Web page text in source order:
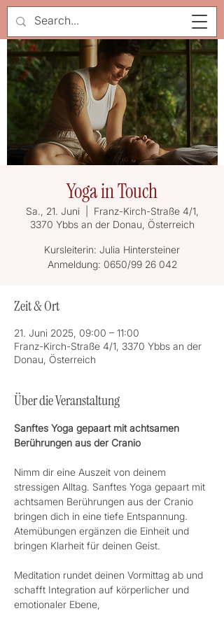
Yoga in Touch
Sa., 21. Juni
Franz-Kirch-Straße 4/1,
3370 Ybbs an der Donau, Österreich
Kursleiterin: Julia Hintersteiner
Anmeldung: 0650/99 26 042
Zeit & Ort
21. Juni 2025, 09:00 – 11:00
Franz-Kirch-Straße 4/1, 3370 Ybbs an der
Donau, Österreich
Über die Veranstaltung
Sanftes Yoga gepaart mit achtsamen
Berührungen aus der Cranio
Nimm dir eine Auszeit von deinem
stressigen Alltag. Sanftes Yoga gepaart mit
achtsamen Berührungen aus der Cranio
bringen dich in eine tiefe Entspannung.
Atemübungen ergänzen die Einheit und
bringen Klarheit für deinen Geist.
Meditation rundet deinen Vormittag ab und
schafft Integration auf körperlicher und
emotionaler Ebene,